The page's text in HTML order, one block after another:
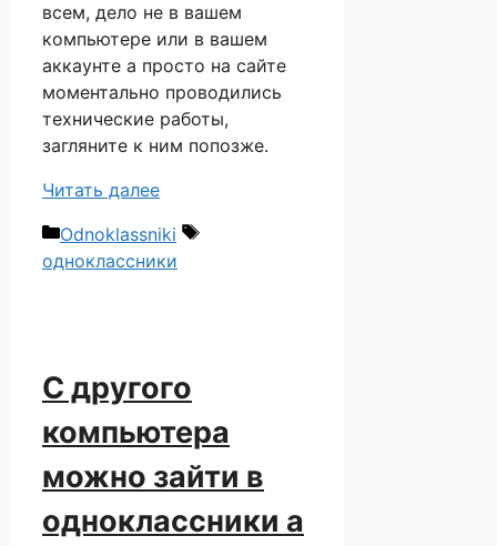
всем, дело не в вашем
компьютере или в вашем
аккаунте а просто на сайте
моментально проводились
технические работы,
загляните к ним попозже.
Читать далее
Рубрики
Odnoklassniki
Метки
одноклассники
С другого
компьютера
можно зайти в
одноклассники а